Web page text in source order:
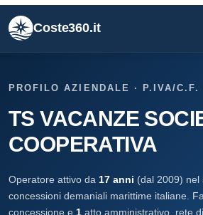
Coste360.it
PROFILO AZIENDALE · P.IVA/C.F.
TS VACANZE
COOPERATIVA
Operatore attivo da 17 anni (dal 2009) nel
concessioni demaniali marittime italiane.